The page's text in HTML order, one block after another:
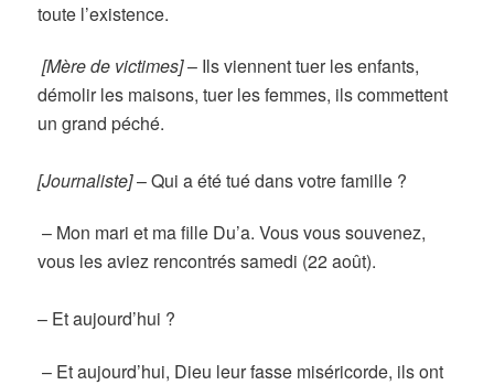
toute l’existence.
[Mère de victimes]– Ils viennent tuer les enfants,
démolir les maisons, tuer les femmes, ils commettent
un grand péché.
[Journaliste]–Qui a été tué dans votre famille ?
– Mon mari et ma fille Du’a. Vous vous souvenez,
vous les aviez rencontrés samedi (22 août).
– Et aujourd’hui ?
– Et aujourd’hui, Dieu leur fasse miséricorde, ils ont